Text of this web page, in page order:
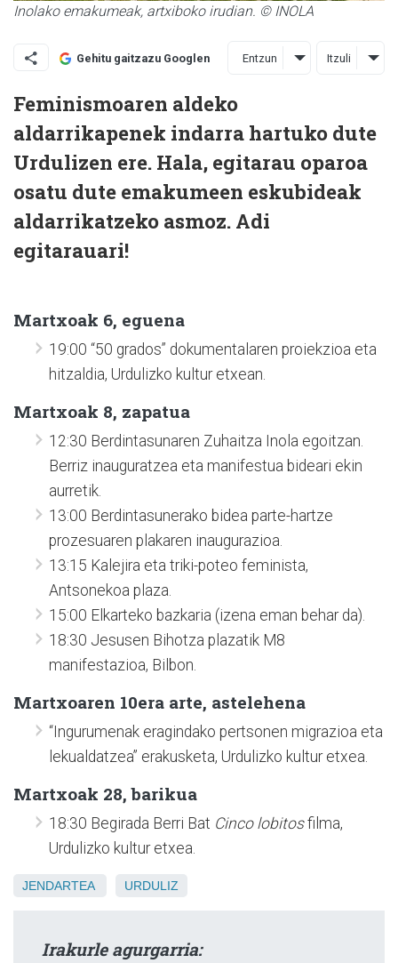
Inolako emakumeak, artxiboko irudian. © INOLA
Gehitu gaitzazu Googlen Entzun Itzuli
Feminismoaren aldeko
aldarrikapenek indarra hartuko dute
Urdulizen ere. Hala, egitarau oparoa
osatu dute emakumeen eskubideak
aldarrikatzeko asmoz. Adi
egitarauari!
Martxoak 6, eguena
19:00 “50 grados” dokumentalaren proiekzioa eta
hitzaldia, Urdulizko kultur etxean.
Martxoak 8, zapatua
12:30 Berdintasunaren Zuhaitza Inola egoitzan.
Berriz inauguratzea eta manifestua bideari ekin
aurretik.
13:00 Berdintasunerako bidea parte-hartze
prozesuaren plakaren inaugurazioa.
13:15 Kalejira eta triki-poteo feminista,
Antsonekoa plaza.
15:00 Elkarteko bazkaria (izena eman behar da).
18:30 Jesusen Bihotza plazatik M8
manifestazioa, Bilbon.
Martxoaren 10era arte, astelehena
“Ingurumenak eragindako pertsonen migrazioa eta
lekualdatzea” erakusketa, Urdulizko kultur etxea.
Martxoak 28, barikua
18:30 Begirada Berri Bat Cinco lobitosfilma,
Urdulizko kultur etxea.
JENDARTEA URDULIZ
Irakurle agurgarria: